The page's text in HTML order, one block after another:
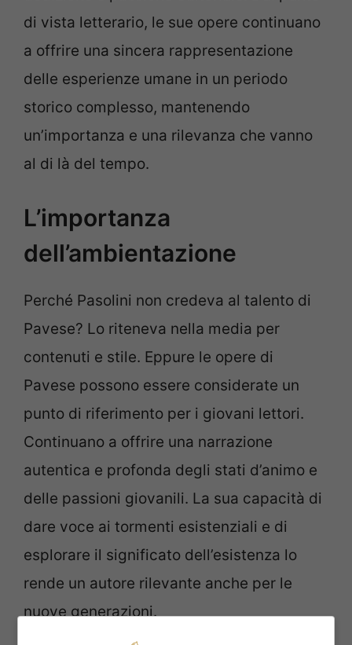
di vista letterario, le sue opere continuano
a offrire una sincera rappresentazione
delle esperienze umane in un periodo
storico complesso, mantenendo
un’importanza e una rilevanza che vanno
al di là del tempo.
L’importanza
dell’ambientazione
Perché Pasolini non credeva al talento di
Pavese? Lo riteneva nella media per
contenuti e stile. Eppure le opere di
Pavese possono essere considerate un
punto di riferimento per i giovani lettori.
Continuano a offrire una narrazione
autentica e profonda degli stati d’animo e
delle passioni giovanili. La sua capacità di
dare voce ai tormenti esistenziali e di
esplorare il significato dell’esistenza lo
rende un autore rilevante anche per le
nuove generazioni.